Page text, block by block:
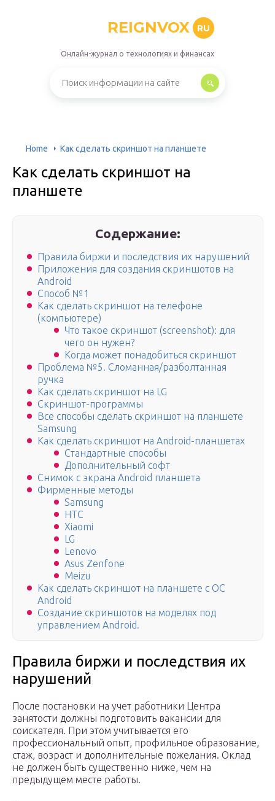
REIGNVOX RU
Онлайн-журнал о технологиях и финансах
Home Как сделать скриншот на планшете
Как сделать скриншот на
планшете
Содержание:
Правила биржи и последствия их нарушений
Приложения для создания скриншотов на
Android
Способ №1
Как сделать скриншот на телефоне
(компьютере)
Что такое скриншот (screenshot): для
чего он нужен?
Когда может понадобиться скриншот
Проблема №5. Сломанная/разболтанная
ручка
Как сделать скриншот на LG
Скриншот-программы
Все способы сделать скриншот на планшете
Samsung
Как сделать скриншот на Android-планшетах
Стандартные способы
Дополнительный софт
Снимок с экрана Android планшета
Фирменные методы
Samsung
HTC
Xiaomi
LG
Lenovo
Asus Zenfone
Meizu
Как сделать скриншот на планшете с ОС
Android
Создание скриншотов на моделях под
управлением Android.
Правила биржи и последствия их
нарушений
После постановки на учет работники Центра
занятости должны подготовить вакансии для
соискателя. При этом учитывается его
профессиональный опыт, профильное образование,
стаж, возраст и дополнительные пожелания. Оклад
не должен быть существенно ниже, чем на
предыдущем месте работы.